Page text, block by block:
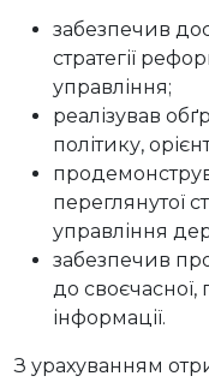
забезпечив
стратегії
управління;
реалізував
політику,
переглянутої
управління
забезпечив
до своєчасної,
інформації.
З урахуванням